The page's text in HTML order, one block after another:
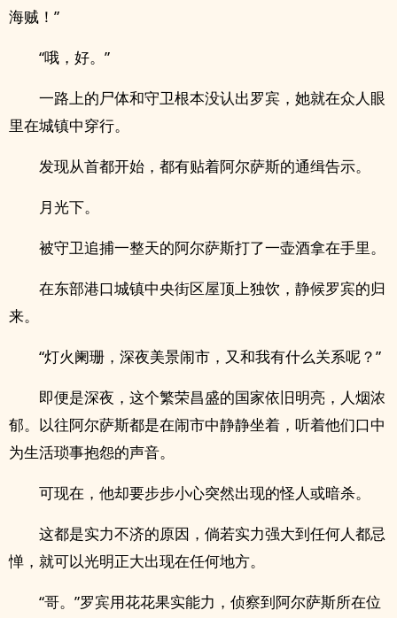
海贼！”
“哦，好。”
一路上的尸体和守卫根本没认出罗宾，她就在众人眼
里在城镇中穿行。
发现从首都开始，都有贴着阿尔萨斯的通缉告示。
月光下。
被守卫追捕一整天的阿尔萨斯打了一壶酒拿在手里。
在东部港口城镇中央街区屋顶上独饮，静候罗宾的归
来。
“灯火阑珊，深夜美景闹市，又和我有什么关系呢？”
即便是深夜，这个繁荣昌盛的国家依旧明亮，人烟浓
郁。以往阿尔萨斯都是在闹市中静静坐着，听着他们口中
为生活琐事抱怨的声音。
可现在，他却要步步小心突然出现的怪人或暗杀。
这都是实力不济的原因，倘若实力强大到任何人都忌
惮，就可以光明正大出现在任何地方。
“哥。”罗宾用花花果实能力，侦察到阿尔萨斯所在位